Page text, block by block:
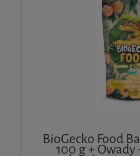
BioGecko Food
100 g +